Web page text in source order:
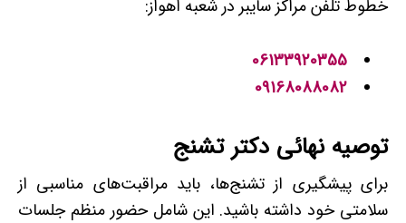
خطوط تلفن مراکز سایبر در شعبه اهواز:
06133920355
09168088082
توصیه نهائی دکتر تشنج
برای پیشگیری از تشنج‌ها، باید مراقبت‌های مناسبی از
سلامتی خود داشته باشید. این شامل حضور منظم جلسات